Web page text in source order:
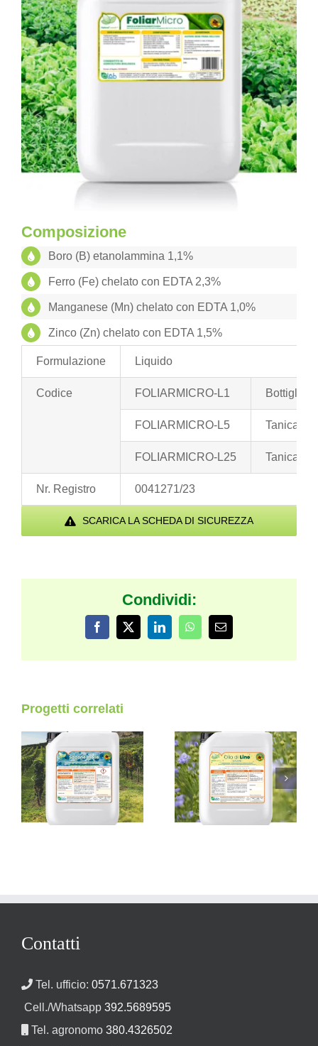
Composizione
Boro (B) etanolammina 1,1%
Ferro (Fe) chelato con EDTA 2,3%
Manganese (Mn) chelato con EDTA 1,0%
Zinco (Zn) chelato con EDTA 1,5%
Formulazione Liquido
Codice FOLIARMICRO-L1 Bottiglia 1
FOLIARMICRO-L5 Tanica 5
FOLIARMICRO-L25 Tanica 25
Nr. Registro 0041271/23
SCARICA LA SCHEDA DI SICUREZZA
Condividi:
Facebook
X LinkedInWhatsApp
Email
Progetti correlati
Olio di lino
solubile
Glucidi Mix
Contatti
Tel. ufficio: 0571.671323
Cell./Whatsapp 392.5689595
Tel. agronomo 380.4326502